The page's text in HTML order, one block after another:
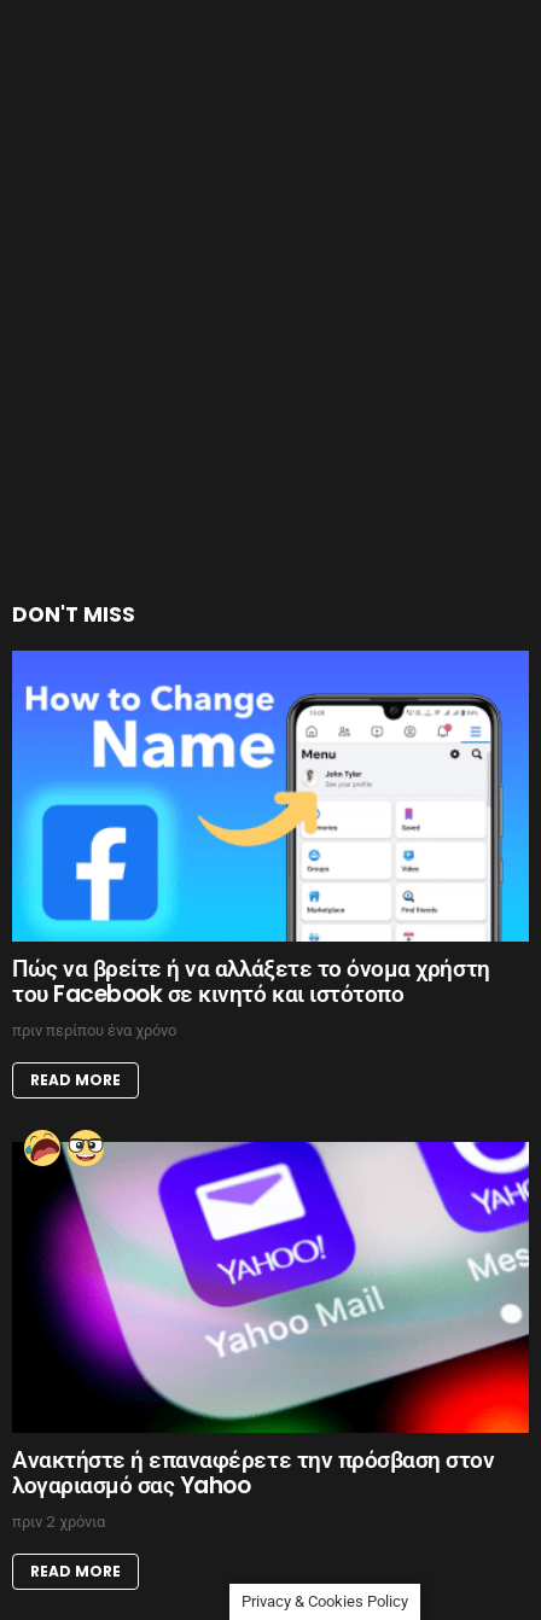
DON'T MISS
Πώς να βρείτε ή να αλλάξετε το όνομα χρήστη
του Facebook σε κινητό και ιστότοπο
πριν περίπου ένα χρόνο
READ MORE
Ανακτήστε ή επαναφέρετε την πρόσβαση στον
λογαριασμό σας Yahoo
πριν 2 χρόνια
READ MORE
Privacy & Cookies Policy